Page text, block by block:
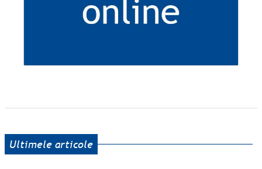
Ultimele articole